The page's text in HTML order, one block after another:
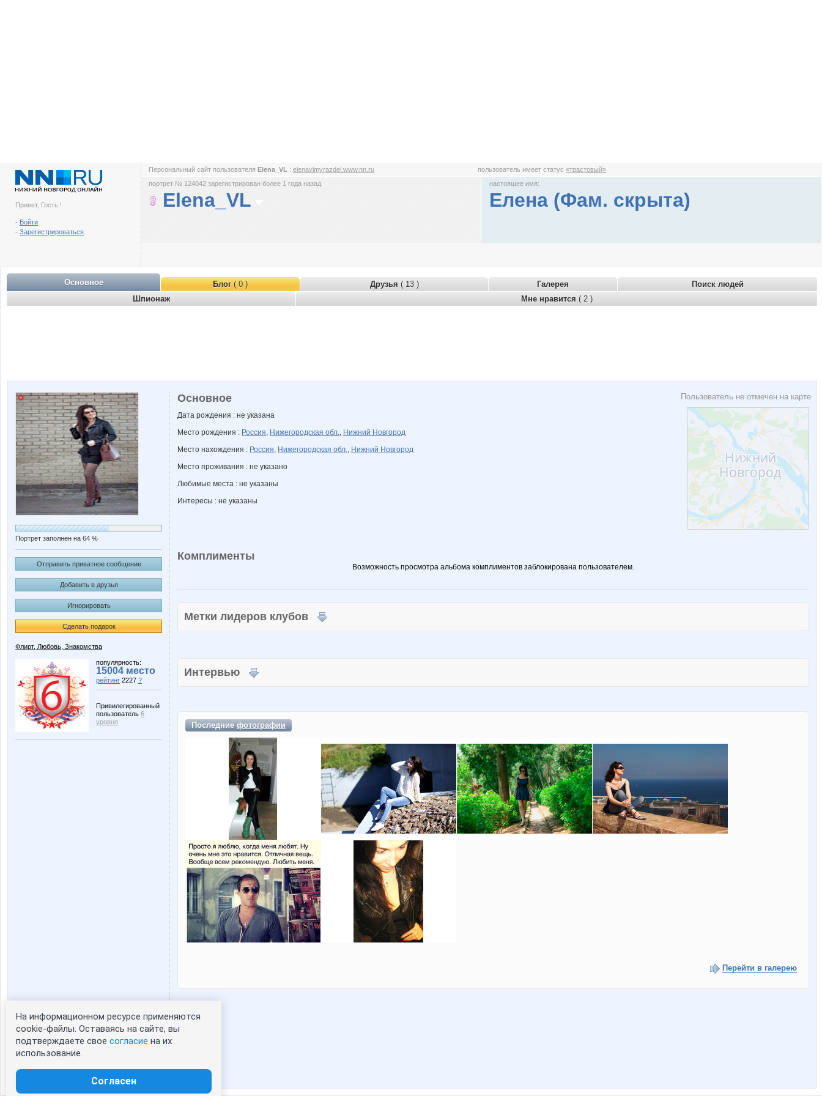
Привет, Гость !
- Войти
- Зарегистрироваться
Персональный сайт пользователя Elena_VL : elenavlmyrazdel.www.nn.ru пользователь имеет статус«трастовый»
портрет № 124042 зарегистрирован более 1 года назад
Elena_VL
настоящее имя:
Елена (Фам. скрыта)
Основное Блог( 0 ) Друзья ( 13 ) Галерея
Поиск людей
Шпионаж
Мне нравится ( 2 )
Портрет заполнен на 64 %
Отправить приватное сообщение
Добавить в друзья
Игнорировать
Сделать подарок
Флирт, Любовь, Знакомства
популярность:
15004 место
рейтинг 2227 ?
Привилегированный
пользователь 6
уровня
Статистика портрета:
сейчас просматривают портрет - 0
зарегистрированные пользователи
Пользователь не отмечен на карте
Основное
Дата рождения : не указана
Место рождения : Россия, Нижегородская обл., Нижний Новгород
Место нахождения : Россия, Нижегородская обл., Нижний Новгород
Место проживания : не указано
Любимые места : не указаны
Интересы : не указаны
Комплименты
Возможность просмотра альбома комплиментов заблокирована пользователем.
Метки лидеров клубов
Интервью
Последниефотографии
Перейти в галерею
На информационном ресурсе применяются
cookie-файлы. Оставаясь на сайте, вы
подтверждаете свое согласие на их
использование.
Согласен